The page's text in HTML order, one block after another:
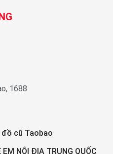
1688
đồ cũ Taobao
NỘI ĐỊA TRUNG QUỐC